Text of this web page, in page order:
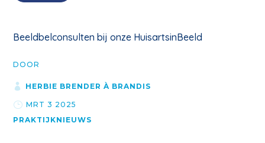
Beeldbelconsulten bij onze HuisartsinBeeld
DOOR
HERBIE BRENDER À BRANDIS
MRT 3 2025
PRAKTIJKNIEUWS